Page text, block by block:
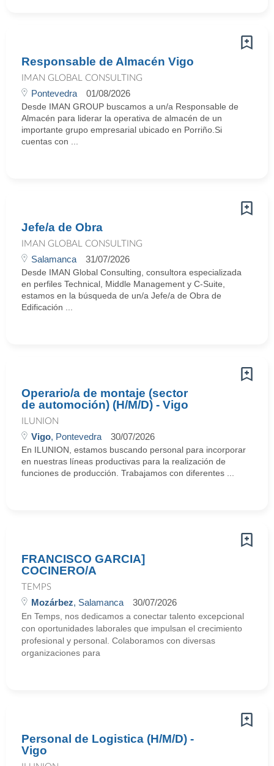
Responsable de Almacén Vigo
IMAN GLOBAL CONSULTING
Pontevedra 01/08/2026
Desde IMAN GROUP buscamos a un/a Responsable de
Almacén para liderar la operativa de almacén de un
importante grupo empresarial ubicado en Porriño.Si
cuentas con ...
Jefe/a de Obra
IMAN GLOBAL CONSULTING
Salamanca 31/07/2026
Desde IMAN Global Consulting, consultora especializada
en perfiles Technical, Middle Management y C-Suite,
estamos en la búsqueda de un/a Jefe/a de Obra de
Edificación ...
Operario/a de montaje (sector
de automoción) (H/M/D) - Vigo
ILUNION
Vigo, Pontevedra 30/07/2026
En ILUNION, estamos buscando personal para incorporar
en nuestras líneas productivas para la realización de
funciones de producción. Trabajamos con diferentes ...
FRANCISCO GARCIA]
COCINERO/A
TEMPS
Mozárbez, Salamanca 30/07/2026
En Temps, nos dedicamos a conectar talento excepcional
con oportunidades laborales que impulsan el crecimiento
profesional y personal. Colaboramos con diversas
organizaciones para
Personal de Logistica (H/M/D) -
Vigo